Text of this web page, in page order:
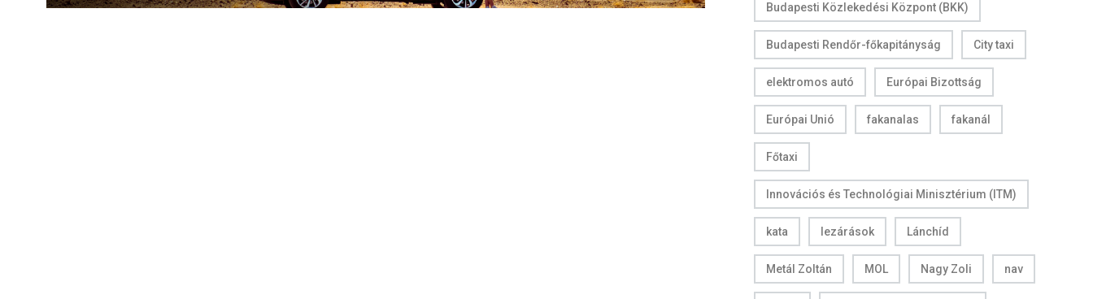
Budapesti Közlekedési Központ (BKK)
Budapesti Rendőr-főkapitányság City taxi
elektromos autó Európai Bizottság
Európai Unió fakanalas fakanál
Főtaxi
Innovációs és Technológiai Minisztérium (ITM)
kata lezárások Lánchíd
Metál Zoltán MOL Nagy Zoli nav